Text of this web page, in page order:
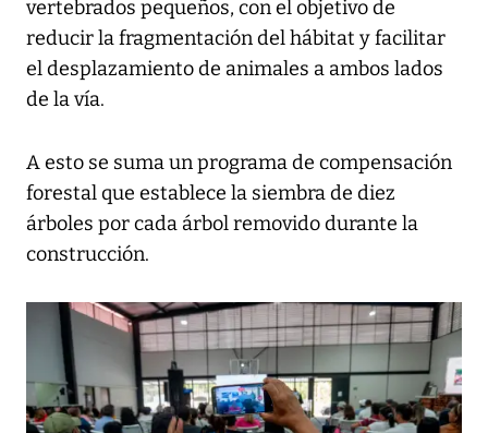
vertebrados pequeños, con el objetivo de
reducir la fragmentación del hábitat y facilitar
el desplazamiento de animales a ambos lados
de la vía.
A esto se suma un programa de compensación
forestal que establece la siembra de diez
árboles por cada árbol removido durante la
construcción.